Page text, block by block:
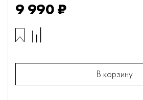
9 990 ₽
В корзину